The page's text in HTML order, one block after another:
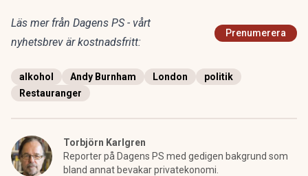
Läs mer från Dagens PS - vårt
nyhetsbrev är kostnadsfritt:
Prenumerera
alkohol Andy Burnham London
politik
Restauranger
Torbjörn Karlgren
Reporter på Dagens PS med gedigen bakgrund som
bland annat bevakar privatekonomi.